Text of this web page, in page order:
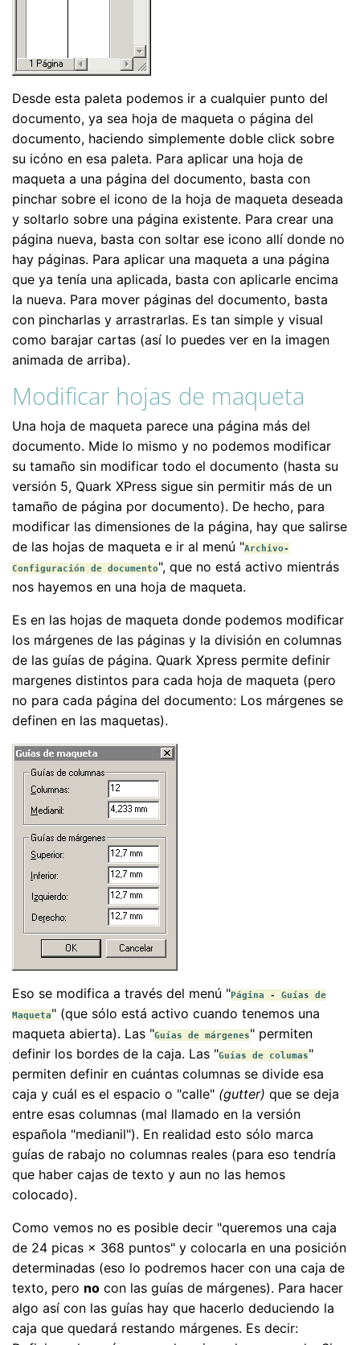
Desde esta paleta podemos ir a cualquier punto del
documento, ya sea hoja de maqueta o página del
documento, haciendo simplemente doble click sobre
su icóno en esa paleta. Para aplicar una hoja de
maqueta a una página del documento, basta con
pinchar sobre el icono de la hoja de maqueta deseada
y soltarlo sobre una página existente. Para crear una
página nueva, basta con soltar ese icono allí donde no
hay páginas. Para aplicar una maqueta a una página
que ya tenía una aplicada, basta con aplicarle encima
la nueva. Para mover páginas del documento, basta
con pincharlas y arrastrarlas. Es tan simple y visual
como barajar cartas (así lo puedes ver en la imagen
animada de arriba).
Modificar hojas de maqueta
Una hoja de maqueta parece una página más del
documento. Mide lo mismo y no podemos modificar
su tamaño sin modificar todo el documento (hasta su
versión 5, Quark XPress sigue sin permitir más de un
tamaño de página por documento). De hecho, para
modificar las dimensiones de la página, hay que salirse
de las hojas de maqueta e ir al menú "Archivo-
Configuración de documento", que no está activo mientrás
nos hayemos en una hoja de maqueta.
Es en las hojas de maqueta donde podemos modificar
los márgenes de las páginas y la división en columnas
de las guías de página. Quark Xpress permite definir
margenes distintos para cada hoja de maqueta (pero
no para cada página del documento: Los márgenes se
definen en las maquetas).
Eso se modifica a través del menú "Página - Guías de
Maqueta" (que sólo está activo cuando tenemos una
maqueta abierta). Las "Guías de márgenes" permiten
definir los bordes de la caja. Las "Guías de columas"
permiten definir en cuántas columnas se divide esa
caja y cuál es el espacio o "calle" (gutter) que se deja
entre esas columnas (mal llamado en la versión
española "medianil"). En realidad esto sólo marca
guías de rabajo no columnas reales (para eso tendría
que haber cajas de texto y aun no las hemos
colocado).
Como vemos no es posible decir "queremos una caja
de 24 picas × 368 puntos" y colocarla en una posición
determinadas (eso lo podremos hacer con una caja de
texto, pero no con las guías de márgenes). Para hacer
algo así con las guías hay que hacerlo deduciendo la
caja que quedará restando márgenes. Es decir: